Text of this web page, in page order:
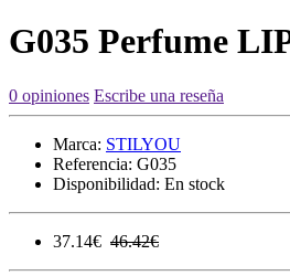
G035 Perfume
0 opiniones Escribe una reseña
Marca: STILYOU
Referencia: G035
Disponibilidad: En stock
37.14€ 46.42€